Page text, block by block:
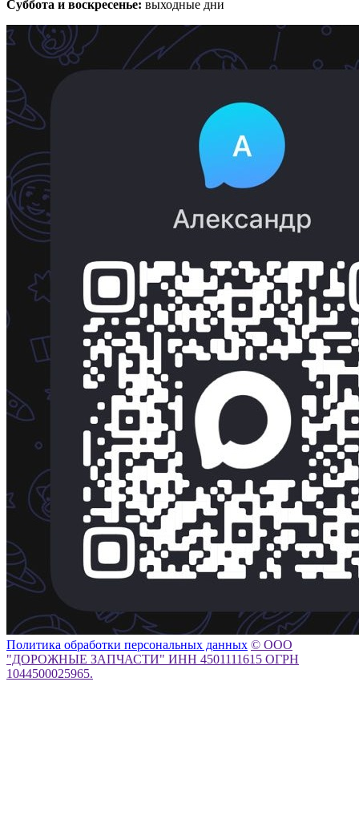
Суббота и воскресенье: выходные дни
Политика обработки персональных данных © ООО
"ДОРОЖНЫЕ ЗАПЧАСТИ" ИНН 4501111615 ОГРН
1044500025965.